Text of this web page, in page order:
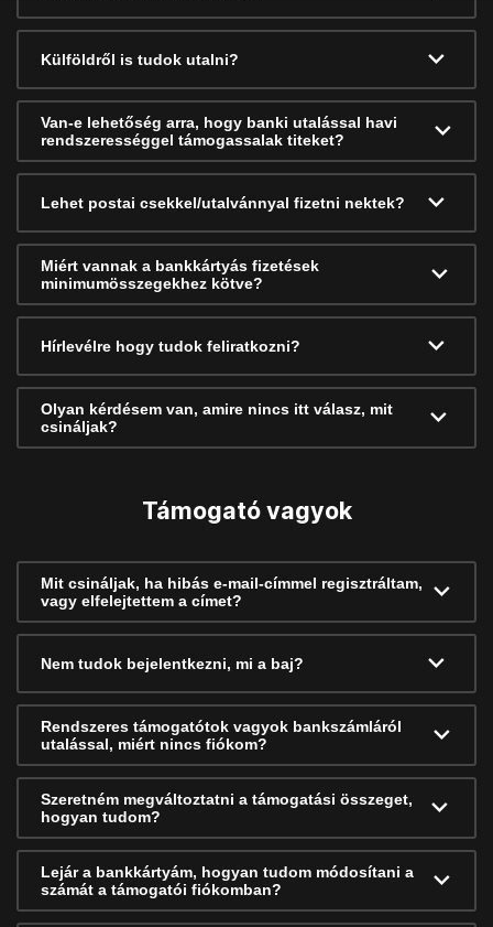
Külföldről is tudok utalni?
Van-e lehetőség arra, hogy banki utalással havi
rendszerességgel támogassalak titeket?
Lehet postai csekkel/utalvánnyal fizetni nektek?
Miért vannak a bankkártyás fizetések
minimumösszegekhez kötve?
Hírlevélre hogy tudok feliratkozni?
Olyan kérdésem van, amire nincs itt válasz, mit
csináljak?
Támogató vagyok
Mit csináljak, ha hibás e-mail-címmel regisztráltam,
vagy elfelejtettem a címet?
Nem tudok bejelentkezni, mi a baj?
Rendszeres támogatótok vagyok bankszámláról
utalással, miért nincs fiókom?
Szeretném megváltoztatni a támogatási összeget,
hogyan tudom?
Lejár a bankkártyám, hogyan tudom módosítani a
számát a támogatói fiókomban?